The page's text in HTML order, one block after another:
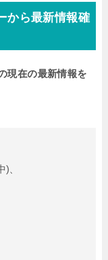
から最新情報確
現在の最新情報を
、